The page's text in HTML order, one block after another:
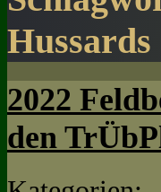
Hussards
2022
den